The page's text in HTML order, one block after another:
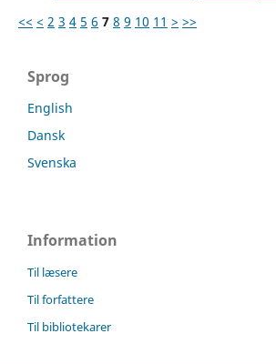
<< < 2 3 4 5 6 7 8 9 10 11 > >>
Sprog
English
Dansk
Svenska
Information
Til læsere
Til forfattere
Til bibliotekarer